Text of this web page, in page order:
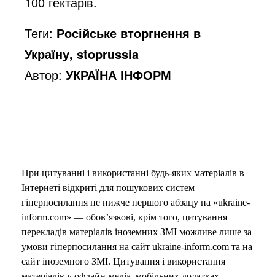
Теги: Російське вторгнення в
Україну, stoprussia
Автор:УКРАЇНА ІНФОРМ
При цитуванні і використанні будь-яких матеріалів в
Інтернеті відкриті для пошукових систем
гіперпосилання не нижче першого абзацу на «ukraine-
inform.com» — обов’язкові, крім того, цитування
перекладів матеріалів іноземних ЗМІ можливе лише за
умови гіперпосилання на сайт ukraine-inform.com та на
сайт іноземного ЗМІ. Цитування і використання